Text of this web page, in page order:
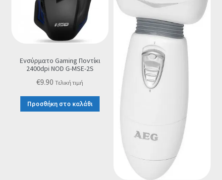
Ενσύρματο Gaming Ποντίκι
2400dpi NOD G-MSE-2S
€9.90 Τελική τιμή
Προσθήκη στο καλάθι